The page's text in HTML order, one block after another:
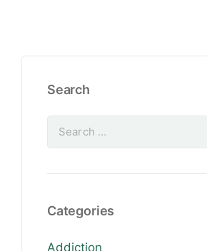
Search
Categories
Addiction